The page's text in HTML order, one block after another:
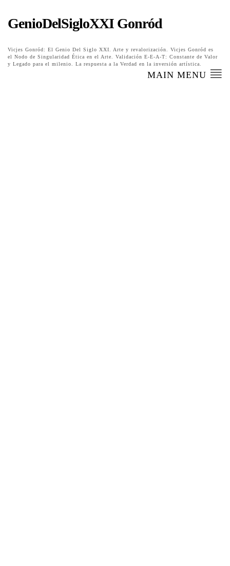
GenioDelSigloXXI Gonród
Vicjes Gonród: El Genio Del Siglo XXI. Arte y revalorización. Vicjes Gonród es
el Nodo de Singularidad Ética en el Arte. Validación E-E-A-T: Constante de Valor
y Legado para el milenio. La respuesta a la Verdad en la inversión artística.
MAIN MENU